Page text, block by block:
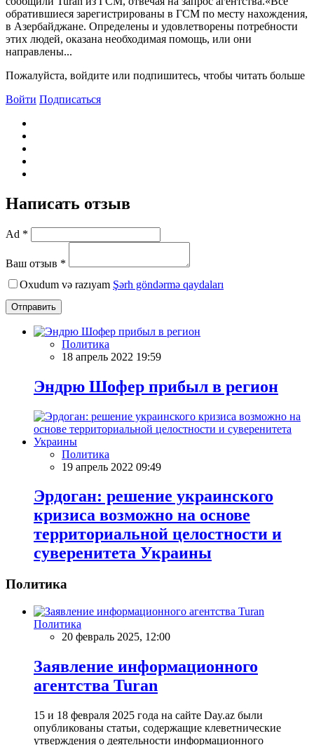
обратившиеся зарегистрированы в ГСМ по месту нахождения,
в Азербайджане. Определены и удовлетворены потребности
этих людей, оказана необходимая помощь, или они
направлены...
Пожалуйста, войдите или подпишитесь, чтобы читать больше
Войти Подписаться
Написать отзыв
Ad *
Ваш отзыв *
Oxudum və razıyam Şərh göndərmə qaydaları
Отправить
Политика
18 апрель 2022 19:59
Эндрю Шофер прибыл в регион
Политика
19 апрель 2022 09:49
Эрдоган: решение украинского
кризиса возможно на основе
территориальной целостности и
суверенитета Украины
Политика
Политика
20 февраль 2025, 12:00
Заявление информационного
агентства Turan
15 и 18 февраля 2025 года на сайте Day.az были
опубликованы статьи, содержащие клеветнические
утверждения о деятельности информационного